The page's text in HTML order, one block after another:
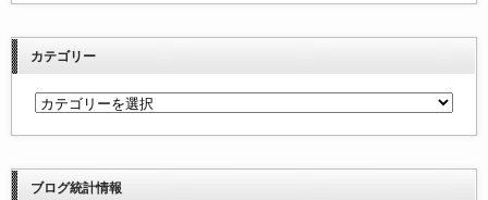
カテゴリー
ブログ統計情報